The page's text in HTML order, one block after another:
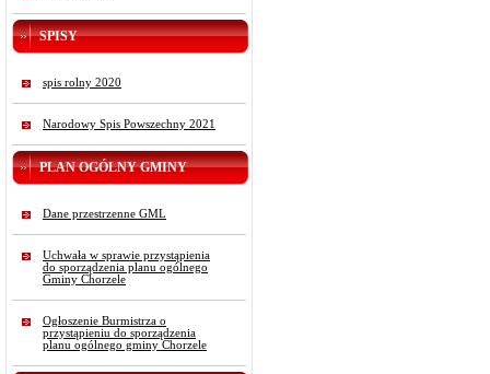
SPISY
spis rolny 2020
Narodowy Spis Powszechny 2021
PLAN OGÓLNY GMINY
Dane przestrzenne GML
Uchwała w sprawie przystąpienia
do sporządzenia planu ogólnego
Gminy Chorzele
Ogłoszenie Burmistrza o
przystąpieniu do sporządzenia
planu ogólnego gminy Chorzele